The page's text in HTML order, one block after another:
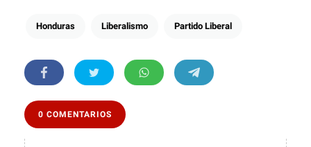
Honduras Liberalismo Partido Liberal
0 COMENTARIOS